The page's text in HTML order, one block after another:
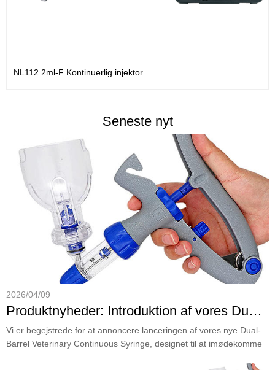
NL112 2ml-F Kontinuerlig injektor
Seneste nyt
2026/04/09
Produktnyheder: Introduktion af vores Dual-Barrel Veterinær kontinuerlige sprøjte til effektiv husdyrpleje
Vi er begejstrede for at annoncere lanceringen af ​​vores nye Dual-
Barrel Veterinary Continuous Syringe, designet til at imødekomme